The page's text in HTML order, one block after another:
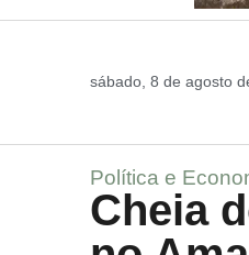
sábado, 8 de agosto
Política e
Cheia